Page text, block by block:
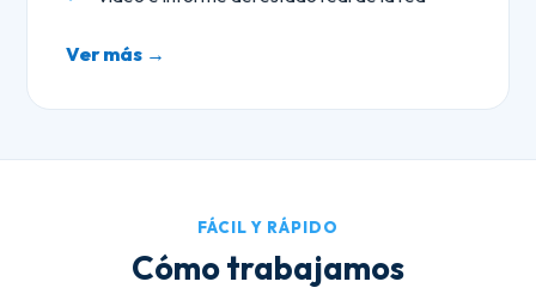
Ver más →
FÁCIL Y RÁPIDO
Cómo trabajamos